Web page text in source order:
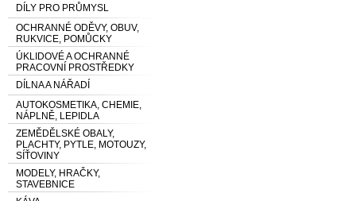
DÍLY PRO PRŮMYSL
OCHRANNÉ ODĚVY, OBUV,
RUKVICE, POMŮCKY
ÚKLIDOVÉ A OCHRANNÉ
PRACOVNÍ PROSTŘEDKY
DÍLNA A NÁŘADÍ
AUTOKOSMETIKA, CHEMIE,
NÁPLNĚ, LEPIDLA
ZEMĚDĚLSKÉ OBALY,
PLACHTY, PYTLE, MOTOUZY,
SÍŤOVINY
MODELY, HRAČKY,
STAVEBNICE